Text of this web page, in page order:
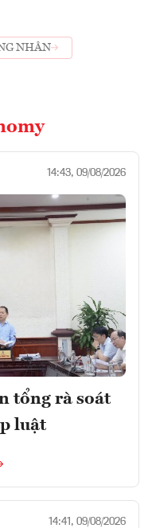
NHÂN
14:43, 09/08/2026
tổng rà soát
luật
14:41, 09/08/2026